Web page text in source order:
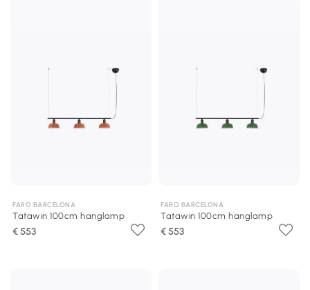
FARO BARCELONA
Tatawin 100cm hanglamp
€ 553
FARO BARCELONA
Tatawin 100cm hanglamp
€ 553